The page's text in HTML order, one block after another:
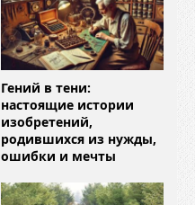
Гений в тени:
настоящие истории
изобретений,
родившихся из нужды,
ошибки и мечты